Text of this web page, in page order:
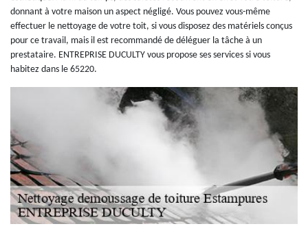
donnant à votre maison un aspect négligé. Vous pouvez vous-même
effectuer le nettoyage de votre toit, si vous disposez des matériels conçus
pour ce travail, mais il est recommandé de déléguer la tâche à un
prestataire. ENTREPRISE DUCULTY vous propose ses services si vous
habitez dans le 65220.